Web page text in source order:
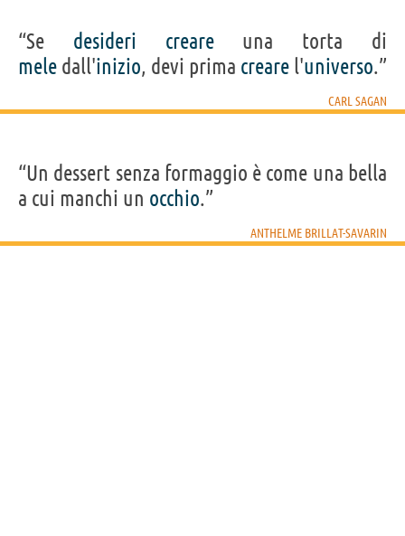
“Se desideri creareuna torta di
mele dall'inizio, devi prima creare l'universo.”
CARL SAGAN
“Un dessert senza formaggio è come una bella
a cui manchi un occhio.”
ANTHELME BRILLAT-SAVARIN